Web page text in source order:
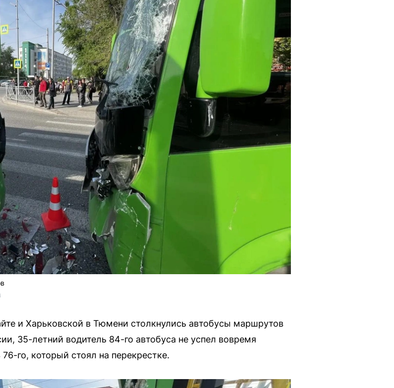
и Харьковской в Тюмени столкнулись автобусы маршрутов
35-летний водитель 84-го автобуса не успел вовремя
го, который стоял на перекрестке.